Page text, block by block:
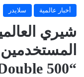
أخبار عالمية سلايدر
شيري
“Double 500”